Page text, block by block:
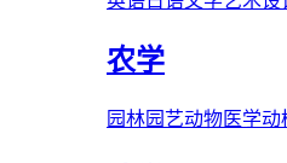
农学
园林园艺动物医学动